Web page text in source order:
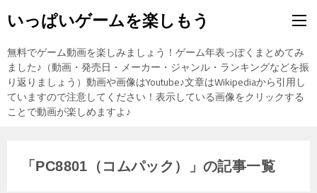
いっぱいゲームを楽しもう
無料でゲーム動画を楽しみましょう！ゲーム年表っぽくまとめてみ
ました♪（動画・発売日・メーカー・ジャンル・ランキングなどを振
り返りましょう）動画や画像はYoutube♪文章はWikipediaから引用し
ていますので注意してください！表示している画像をクリックする
ことで動画が楽しめますよ♪
「PC8801（コムパック）」の記事一覧